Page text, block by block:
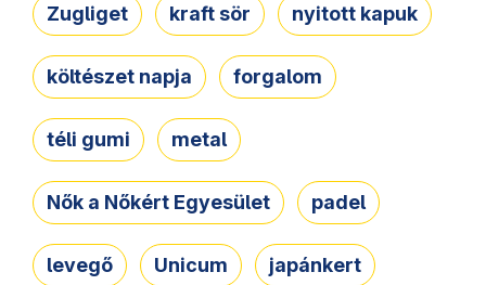
Zugliget kraft sör nyitott kapuk
költészet napja forgalom
téli gumi metal
Nők a Nőkért Egyesület padel
levegő Unicum japánkert